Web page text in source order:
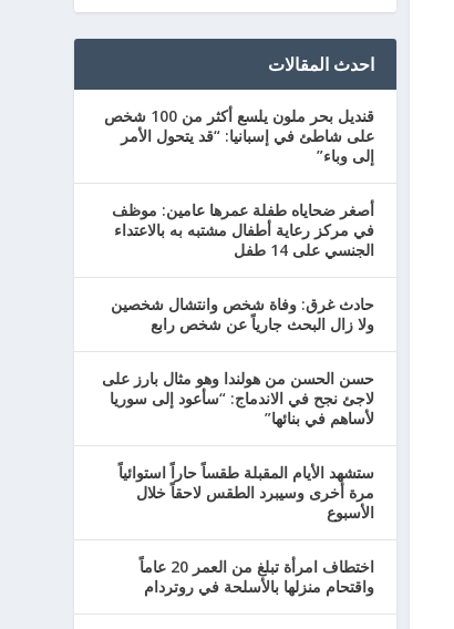
احدث المقالات
قنديل بحر ملون يلسع أكثر من 100 شخص
على شاطئ في إسبانيا: “قد يتحول الأمر
إلى وباء”
أصغر ضحاياه طفلة عمرها عامين: موظف
في مركز رعاية أطفال مشتبه به بالاعتداء
الجنسي على 14 طفل
حادث غرق: وفاة شخص وانتشال شخصين
ولا زال البحث جارياً عن شخص رابع
حسن الحسن من هولندا وهو مثال بارز على
لاجئ نجح في الاندماج: “سأعود إلى سوريا
لأساهم في بنائها”
ستشهد الأيام المقبلة طقساً حاراً استوائياً
مرة أخرى وسيبرد الطقس لاحقاً خلال
الأسبوع
اختطاف امرأة تبلغ من العمر 20 عاماً
واقتحام منزلها بالأسلحة في روتردام